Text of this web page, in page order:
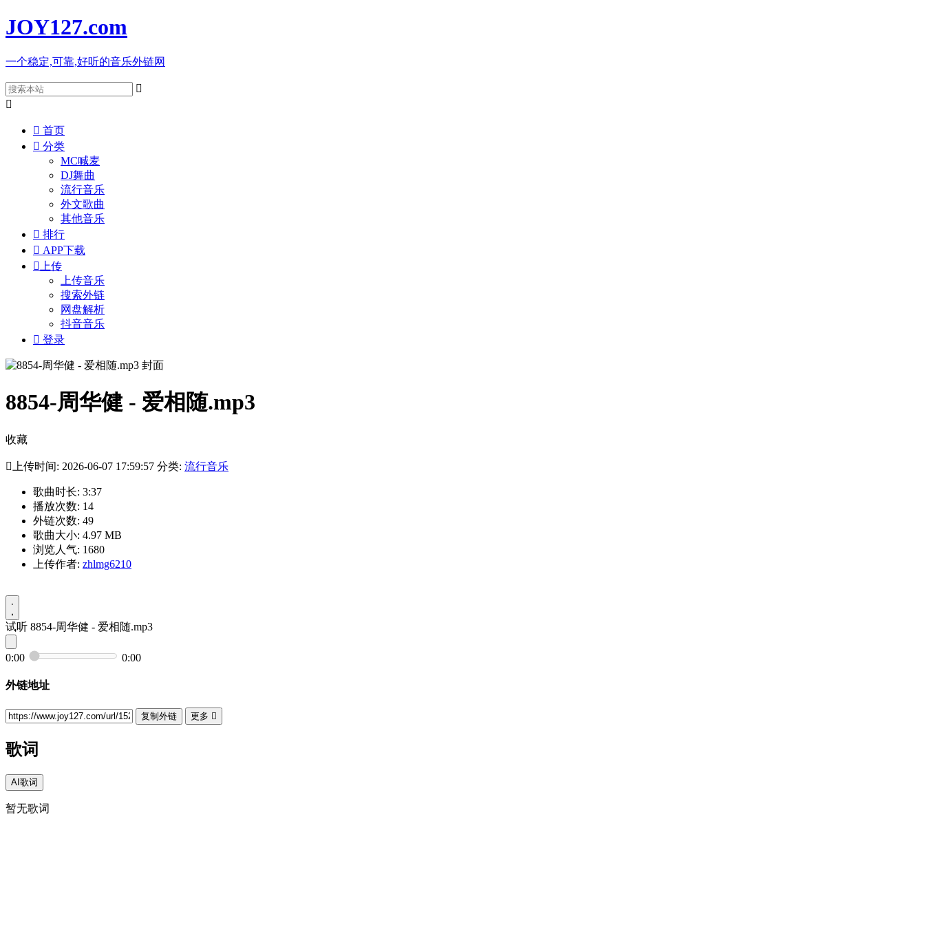
JOY127.com
一个稳定,可靠,好听的音乐外链网


 首页
 分类
MC喊麦
DJ舞曲
流行音乐
外文歌曲
其他音乐
 排行
 APP下载
 上传
上传音乐
搜索外链
网盘解析
抖音音乐
 登录
8854-周华健 - 爱相随.mp3
收藏
 上传时间: 2026-06-07 17:59:57 分类: 流行音乐
歌曲时长: 3:37
播放次数: 14
外链次数: 49
歌曲大小: 4.97 MB
浏览人气: 1680
上传作者: zhlmg6210
试听 8854-周华健 - 爱相随.mp3
0:00 0:00
外链地址
复制外链 更多 
歌词
AI歌词
暂无歌词